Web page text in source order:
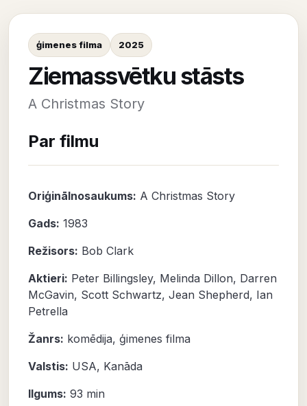
ģimenes filma 2025
Ziemassvētku stāsts
A Christmas Story
Par filmu
Oriģinālnosaukums: A Christmas Story
Gads: 1983
Režisors: Bob Clark
Aktieri: Peter Billingsley, Melinda Dillon, Darren
McGavin, Scott Schwartz, Jean Shepherd, Ian
Petrella
Žanrs: komēdija, ģimenes filma
Valstis: USA, Kanāda
Ilgums: 93 min